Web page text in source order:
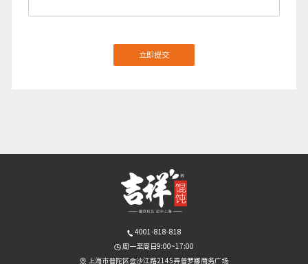
4001-818-818
周一至周日9:00~17:00
上海市普陀区金沙江路2145弄普罗娜商务广场